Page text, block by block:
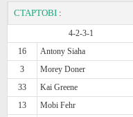
СТАРТОВІ :
4-2-3-1
16
Antony Siaha
3
Morey Doner
33
Kai Greene
13
Mobi Fehr